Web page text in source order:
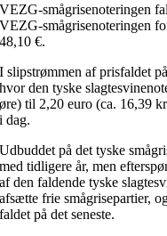
VEZG-smågrisenoteringen
VEZG-smågrisenoteringen
48,10 €.
I slipstrømmen af prisfaldet
hvor den tyske
øre) til 2,20 euro (ca. 16,39
i dag.
Udbuddet på det tyske
med tidligere år, men
af den faldende tyske
afsætte frie smågrisepartier,
faldet på det seneste.